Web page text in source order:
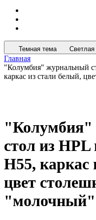
Темная тема Светлая
Главная
"Колумбия" журнальный
каркас из стали белый,
стол из
H55, каркас
цвет
"молочный"